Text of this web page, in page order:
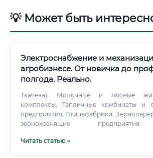
💡 Может быть
Электроснабжение и
агробизнесе. От новичка до
полгода. Реально.
Ткачёва); Молочные и мясные животноводческие
комплексы; Тепличные комбинаты и овощеводческие
предприятия; Птицефабрики; Зерноперерабатывающие и
зернохранящие предприятия
среднего и крупного масштаба; Сервисные и монтажные
Читать статью →